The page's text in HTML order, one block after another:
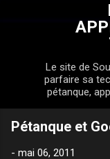
Le site de
parfaire sa
pétanque,
Pétanque et
- mai 06, 2011